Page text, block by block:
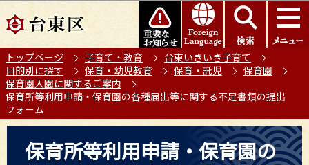
の
ー
ジ
の
先
頭
このページの本文へ移動
トップページ 子育て・教育
台東いきいき子育て
目的別に探す
保育・幼児教育 保育・託児
保育園
保育園入園に関するご案内
保育所等利用申請・保育園の各種届出等に関する不足書類の提出
フォーム
保育所等利用申請・保育園の